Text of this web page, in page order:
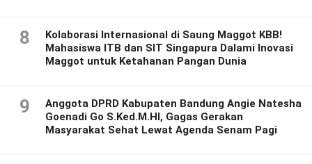
8
Kolaborasi Internasional di Saung Maggot KBB!
Mahasiswa ITB dan SIT Singapura Dalami Inovasi
Maggot untuk Ketahanan Pangan Dunia
9
Anggota DPRD Kabupaten Bandung Angie Natesha
Goenadi Go S.Ked.M.HI, Gagas Gerakan
Masyarakat Sehat Lewat Agenda Senam Pagi